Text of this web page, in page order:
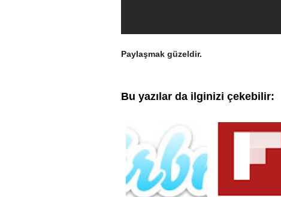
Paylaşmak güzeldir.
Bu yazılar da ilginizi çekebilir: